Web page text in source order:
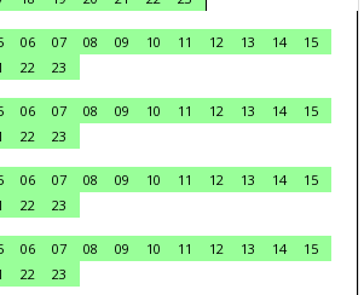
06 07 08 09 10 11 12 13 14
15
22
23
06 07 08 09 10 11 12 13 14
15
22
23
06 07 08 09 10 11 12 13 14
15
22
23
06 07 08 09 10 11 12 13 14
15
22
23